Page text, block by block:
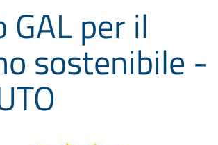
GAL per il
sostenibile -